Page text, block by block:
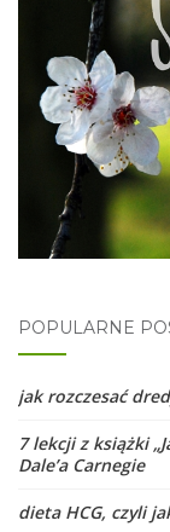
POPULARNE
jak rozczesać
7 lekcji z książki
Dale’a Carnegie
dieta HCG, czyli